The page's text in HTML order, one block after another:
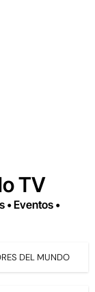
TV
• Eventos •
DEL MUNDO